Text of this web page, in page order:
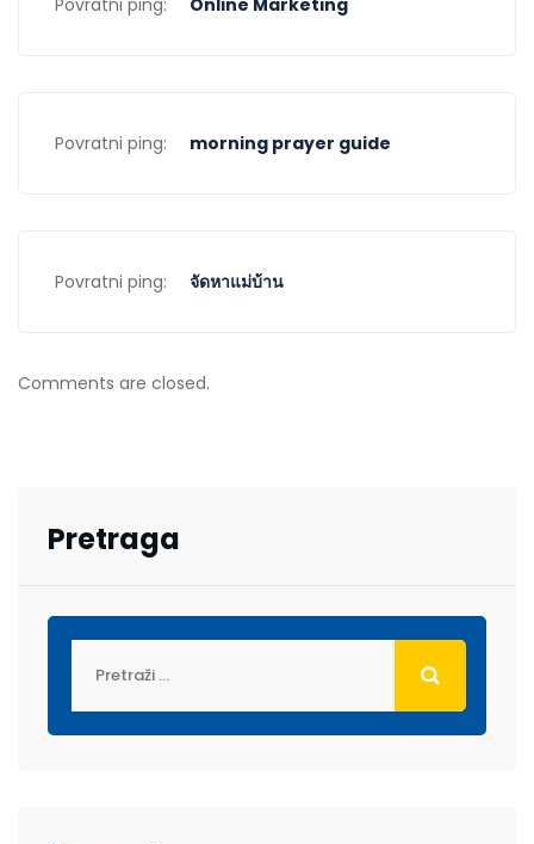
Povratni ping: Online Marketing
Povratni ping: morning prayer guide
Povratni ping: จัดหาแม่บ้าน
Comments are closed.
Pretraga